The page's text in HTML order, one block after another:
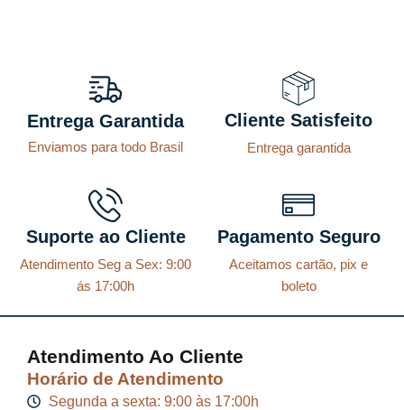
Entrega Garantida
Enviamos para todo Brasil
Cliente Satisfeito
Entrega garantida
Suporte ao Cliente
Atendimento Seg a Sex: 9:00
ás 17:00h
Pagamento Seguro
Aceitamos cartão, pix e
boleto
Atendimento Ao Cliente
Horário de Atendimento
Segunda a sexta: 9:00 às 17:00h